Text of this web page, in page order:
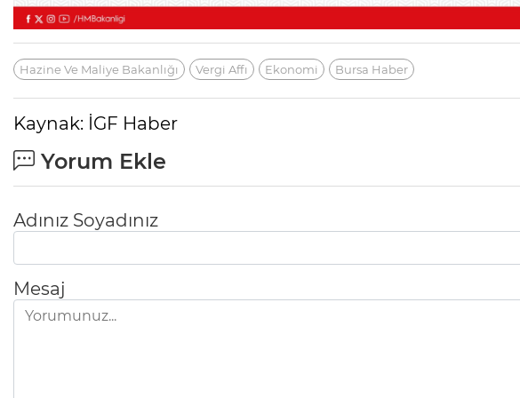
Hazine Ve Maliye Bakanlığı Vergi Affı Ekonomi Bursa Haber
Kaynak: İGF Haber
Yorum Ekle
Adınız Soyadınız
Mesaj
Ölüyor!
Uğur Ozan Özen